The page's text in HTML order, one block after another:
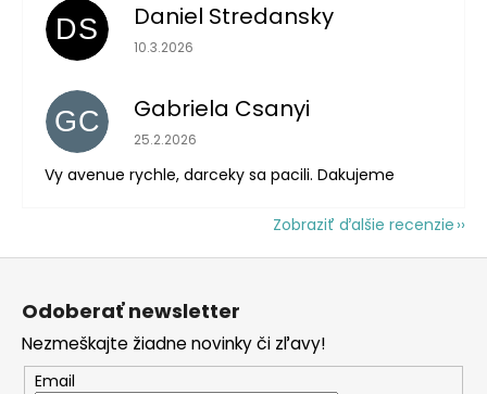
DS Daniel Stredansky
Hodnotenie obchodu je 5 z 5 hviezdičiek.
10.3.2026
GC Gabriela Csanyi
Hodnotenie obchodu je 5 z 5 hviezdičiek.
25.2.2026
Vy avenue rychle, darceky sa pacili. Dakujeme
Zobraziť ďalšie recenzie
Z
Odoberať newsletter
Nezmeškajte žiadne novinky či zľavy!
Email